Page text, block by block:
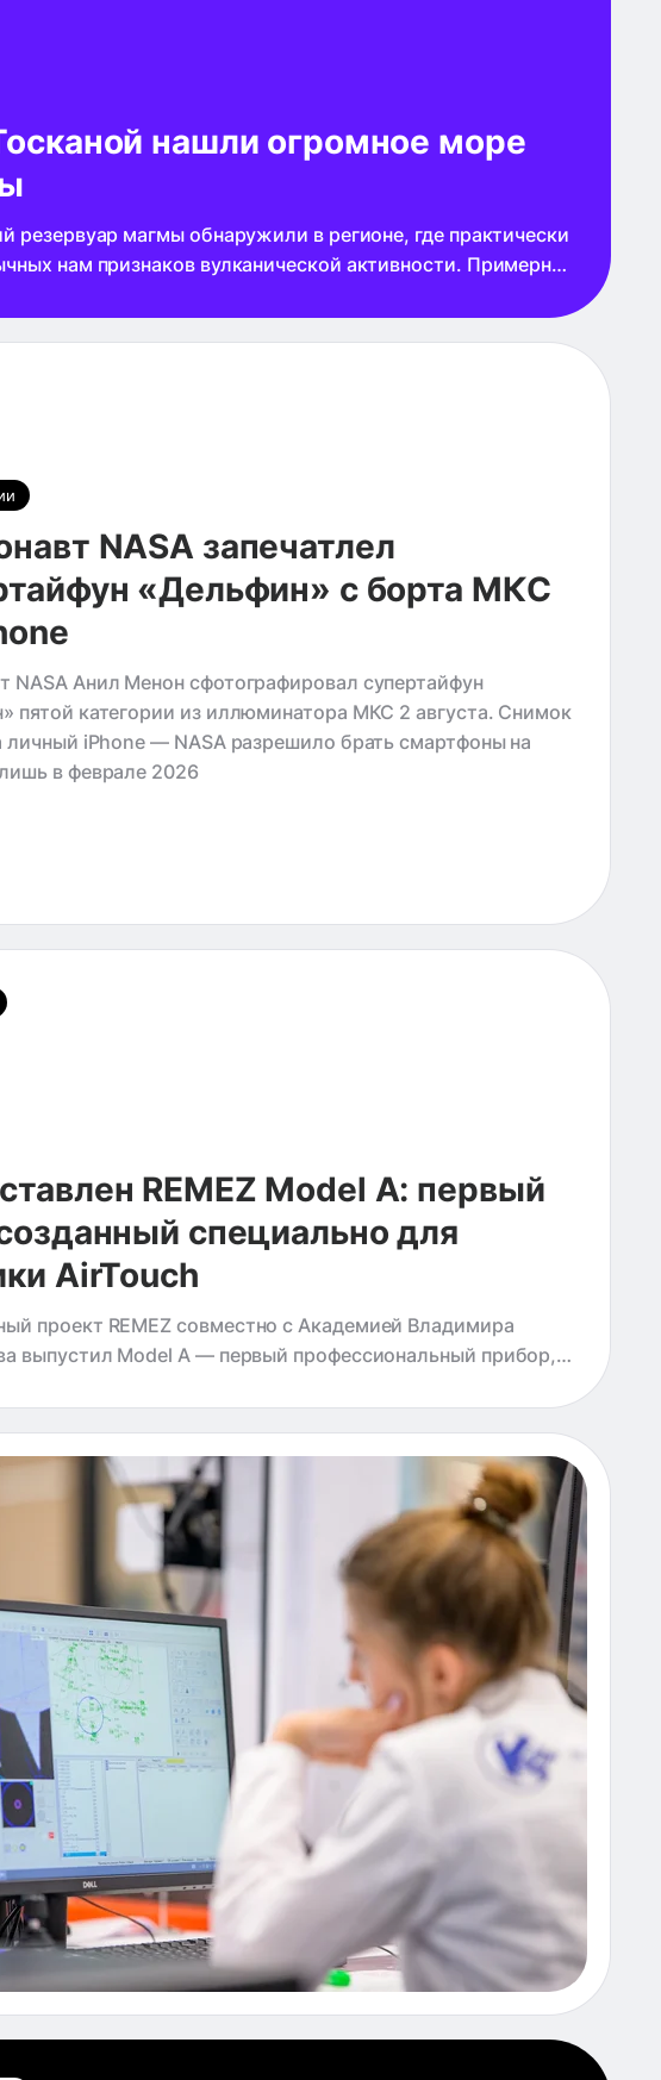
нашли огромное море
резервуар магмы обнаружили в регионе, где практически
нам признаков вулканической активности. Примерно
NASA запечатлел
«Дельфин» с борта МКС
NASA Анил Менон сфотографировал супертайфун
пятой категории из иллюминатора МКС 2 августа. Снимок
личный iPhone — NASA разрешило брать смартфоны на
в феврале 2026
REMEZ Model A: первый
специально для
AirTouch
проект REMEZ совместно с Академией Владимира
выпустил Model A — первый профессиональный прибор,
запатентованная